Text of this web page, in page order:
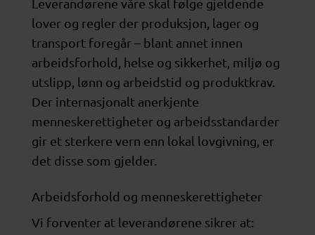
Leverandørene våre skal følge gjeldende
lover og regler der produksjon, lager og
transport foregår – blant annet innen
arbeidsforhold, helse og sikkerhet, miljø og
utslipp, lønn og arbeidstid og produktkrav.
Der internasjonalt anerkjente
menneskerettigheter og arbeidsstandarder
gir et sterkere vern enn lokal lovgivning, er
det disse som gjelder.
Arbeidsforhold og menneskerettigheter
Vi forventer at leverandørene sikrer at: